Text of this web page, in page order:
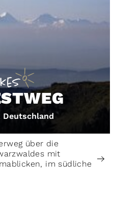
Deutschland
über die
mit
im südliche